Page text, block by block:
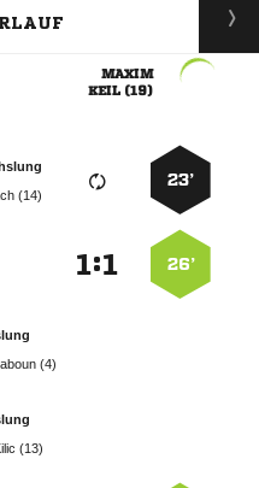

 
23’

26’
:

